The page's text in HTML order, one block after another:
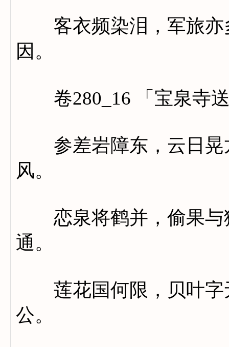
客衣频染泪，军旅亦
因。
卷280_16 「宝泉寺送
参差岩障东，云日晃
风。
恋泉将鹤并，偷果与
通。
莲花国何限，贝叶字
公。